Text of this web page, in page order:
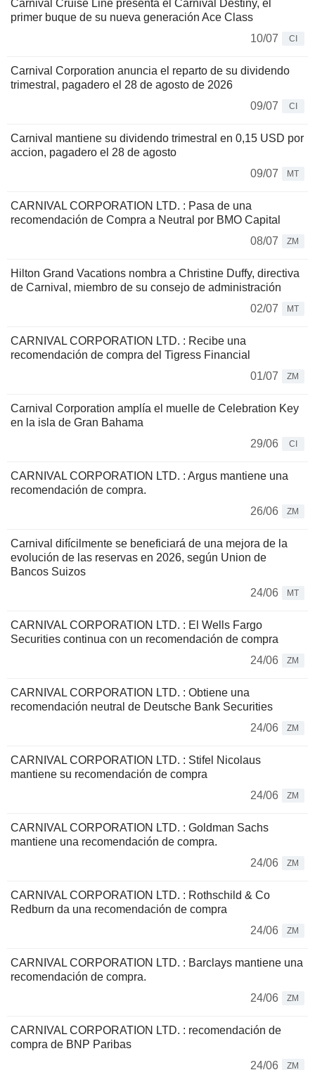
Carnival Cruise Line presenta el Carnival Destiny, el
primer buque de su nueva generación Ace Class
10/07
CI
Carnival Corporation anuncia el reparto de su dividendo
trimestral, pagadero el 28 de agosto de 2026
09/07
CI
Carnival mantiene su dividendo trimestral en 0,15 USD por
accion, pagadero el 28 de agosto
09/07
MT
CARNIVAL CORPORATION LTD. : Pasa de una
recomendación de Compra a Neutral por BMO Capital
08/07
ZM
Hilton Grand Vacations nombra a Christine Duffy, directiva
de Carnival, miembro de su consejo de administración
02/07
MT
CARNIVAL CORPORATION LTD. : Recibe una
recomendación de compra del Tigress Financial
01/07
ZM
Carnival Corporation amplía el muelle de Celebration Key
en la isla de Gran Bahama
29/06
CI
CARNIVAL CORPORATION LTD. : Argus mantiene una
recomendación de compra.
26/06
ZM
Carnival difícilmente se beneficiará de una mejora de la
evolución de las reservas en 2026, según Union de
Bancos Suizos
24/06
MT
CARNIVAL CORPORATION LTD. : El Wells Fargo
Securities continua con un recomendación de compra
24/06
ZM
CARNIVAL CORPORATION LTD. : Obtiene una
recomendación neutral de Deutsche Bank Securities
24/06
ZM
CARNIVAL CORPORATION LTD. : Stifel Nicolaus
mantiene su recomendación de compra
24/06
ZM
CARNIVAL CORPORATION LTD. : Goldman Sachs
mantiene una recomendación de compra.
24/06
ZM
CARNIVAL CORPORATION LTD. : Rothschild & Co
Redburn da una recomendación de compra
24/06
ZM
CARNIVAL CORPORATION LTD. : Barclays mantiene una
recomendación de compra.
24/06
ZM
CARNIVAL CORPORATION LTD. : recomendación de
compra de BNP Paribas
24/06
ZM